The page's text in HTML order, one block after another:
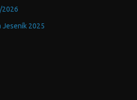
2026
Jeseník 2025